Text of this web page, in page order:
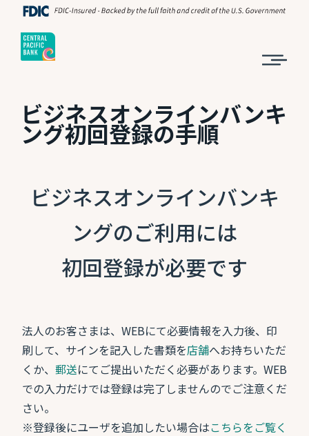
ビジネスオンラインバンキ
ング初回登録の手順
ビジネスオンラインバンキ
ングのご利用には
初回登録が必要です
法人のお客さまは、WEBにて必要情報を入力後、印
刷して、サインを記入した書類を店舗へお持ちいただ
くか、 郵送にてご提出いただく必要があります。WEB
での入力だけでは登録は完了しませんのでご注意くだ
さい。
※登録後にユーザを追加したい場合はこちらをご覧く